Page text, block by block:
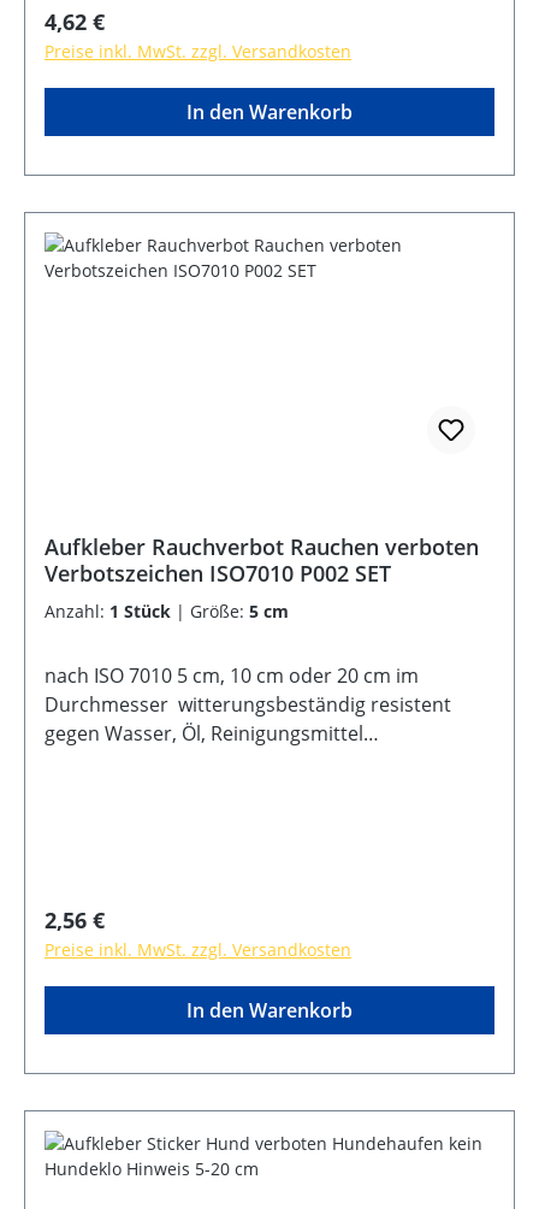
Regulärer Preis:
4,62 €
Preise inkl. MwSt. zzgl. Versandkosten
In den Warenkorb
Aufkleber Rauchverbot Rauchen verboten
Verbotszeichen ISO7010 P002 SET
Anzahl: 1 Stück | Größe: 5 cm
nach ISO 7010 5 cm, 10 cm oder 20 cm im
Durchmesser witterungsbeständig resistent
gegen Wasser, Öl, Reinigungsmittel
Regulärer Preis:
2,56 €
Preise inkl. MwSt. zzgl. Versandkosten
In den Warenkorb